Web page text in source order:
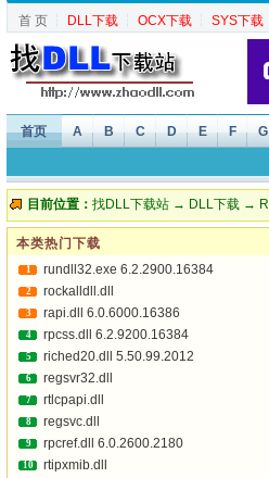
首 页 ┆ DLL下载 ┆ OCX下载 ┆ SYS下载
首页 A B C D E F G
目前位置： 找DLL下载站 → DLL下载 → R
本类热门下载
1 rundll32.exe 6.2.2900.16384
2 rockalldll.dll
3 rapi.dll 6.0.6000.16386
4 rpcss.dll 6.2.9200.16384
5 riched20.dll 5.50.99.2012
6 regsvr32.dll
7 rtlcpapi.dll
8 regsvc.dll
9 rpcref.dll 6.0.2600.2180
10 rtipxmib.dll